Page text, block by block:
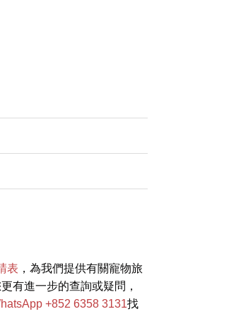
表 ，為我們提供有關寵物旅
有進一步的查詢或疑問，
+852 6358 3131找